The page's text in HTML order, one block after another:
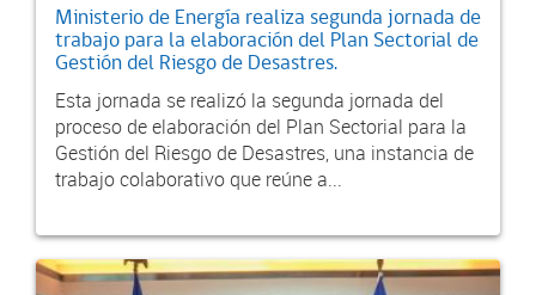
Ministerio de Energía realiza segunda jornada de
trabajo para la elaboración del Plan Sectorial de
Gestión del Riesgo de Desastres.
Esta jornada se realizó la segunda jornada del
proceso de elaboración del Plan Sectorial para la
Gestión del Riesgo de Desastres, una instancia de
trabajo colaborativo que reúne a...